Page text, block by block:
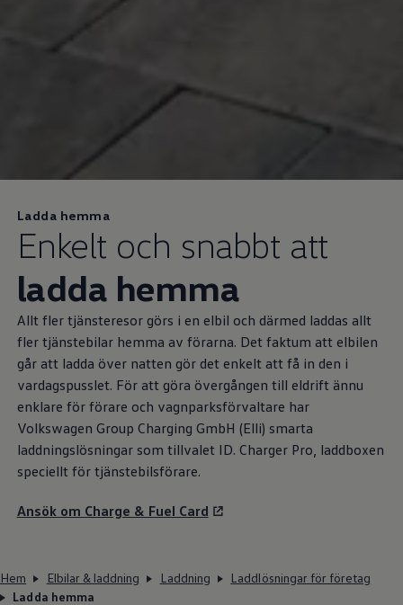
Ladda hemma
Enkelt och snabbt att
ladda hemma
Allt fler tjänsteresor görs i en elbil och därmed laddas allt
fler tjänstebilar hemma av förarna. Det faktum att elbilen
går att ladda över natten gör det enkelt att få in den i
vardagspusslet. För att göra övergången till eldrift ännu
enklare för förare och vagnparksförvaltare har
Volkswagen Group Charging GmbH (Elli) smarta
laddningslösningar som tillvalet ID. Charger Pro, laddboxen
speciellt för tjänstebilsförare.
Ansök om Charge & Fuel Card
Hem Elbilar & laddning Laddning
Laddlösningar för företag
Ladda hemma